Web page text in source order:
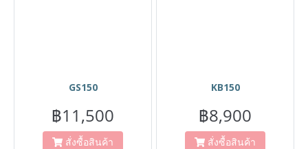
GS150
฿11,500
สั่งซื้อสินค้า
KB150
฿8,900
สั่งซื้อสินค้า